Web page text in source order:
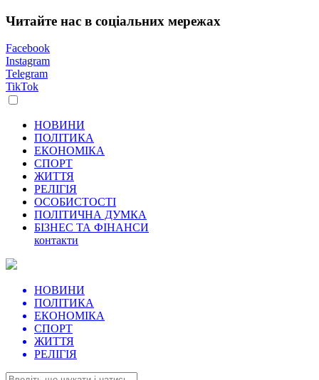
Читайте нас в соціальних мережах
Facebook
Instagram
Telegram
TikTok
НОВИНИ
ПОЛІТИКА
ЕКОНОМІКА
СПОРТ
ЖИТТЯ
РЕЛІГІЯ
ОСОБИСТОСТІ
ПОЛІТИЧНА ДУМКА
БІЗНЕС ТА ФІНАНСИ
контакти
НОВИНИ
ПОЛІТИКА
ЕКОНОМІКА
СПОРТ
ЖИТТЯ
РЕЛІГІЯ